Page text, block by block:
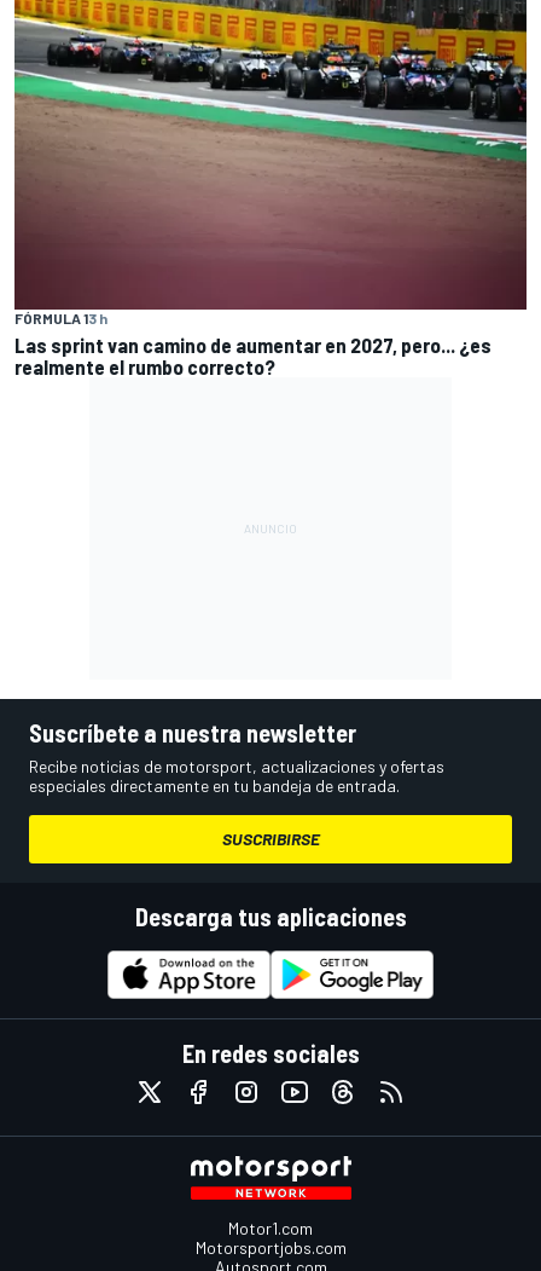
FÓRMULA 13 h
Las sprint van camino de aumentar en 2027, pero... ¿es
realmente el rumbo correcto?
Suscríbete a nuestra newsletter
Recibe noticias de motorsport, actualizaciones y ofertas
especiales directamente en tu bandeja de entrada.
SUSCRIBIRSE
Descarga tus aplicaciones
En redes sociales
Motor1.com
Motorsportjobs.com
Autosport.com